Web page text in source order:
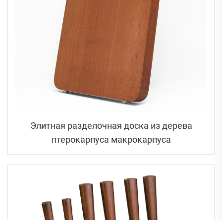
Элитная разделочная доска из дерева
птерокарпуса макрокарпуса